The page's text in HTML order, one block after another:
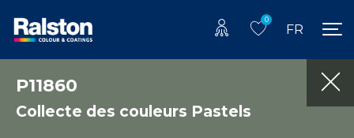
0
FR
P11860
Collecte des couleurs Pastels